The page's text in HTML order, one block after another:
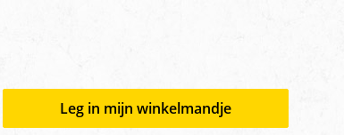
Leg in mijn winkelmandje